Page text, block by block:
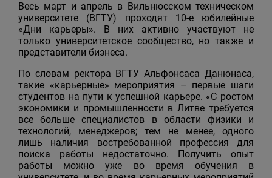
Весь март и апрель в Вильнюсском техническом
университете (ВГТУ) проходят 10-е юбилейные
«Дни карьеры». В них активно участвуют не
только университетское сообщество, но также и
представители бизнеса.
По словам ректора ВГТУ Альфонсаса Данюнаса,
такие «карьерные» мероприятия – первые шаги
студентов на пути к успешной карьере. «С ростом
экономики и промышленности в Литве требуется
все больше специалистов в области физики и
технологий, менеджеров; тем не менее, одного
лишь наличия востребованной профессия для
поиска работы недостаточно. Получить опыт
работы можно уже во время обучения в